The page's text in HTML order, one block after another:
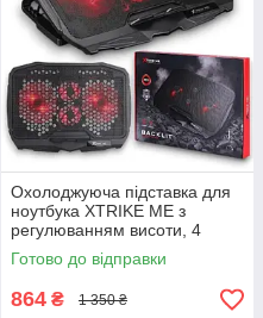
Охолоджуюча підставка для
ноутбука XTRIKE ME з
регулюванням висоти, 4
вентилятори, підсвітка, до 16"
Готово до відправки
864 ₴ 1 350 ₴